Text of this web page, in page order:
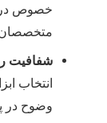
خصوص در
متخصصان
شفافیت
انتخاب
وضوح در